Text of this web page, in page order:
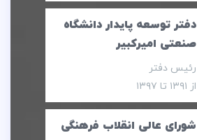
دفتر توسعه پایدار دانشگاه
صنعتی امیرکبیر
رئیس دفتر
از ۱۳۹۱ تا ۱۳۹۷
شورای عالی انقلاب فرهنگی